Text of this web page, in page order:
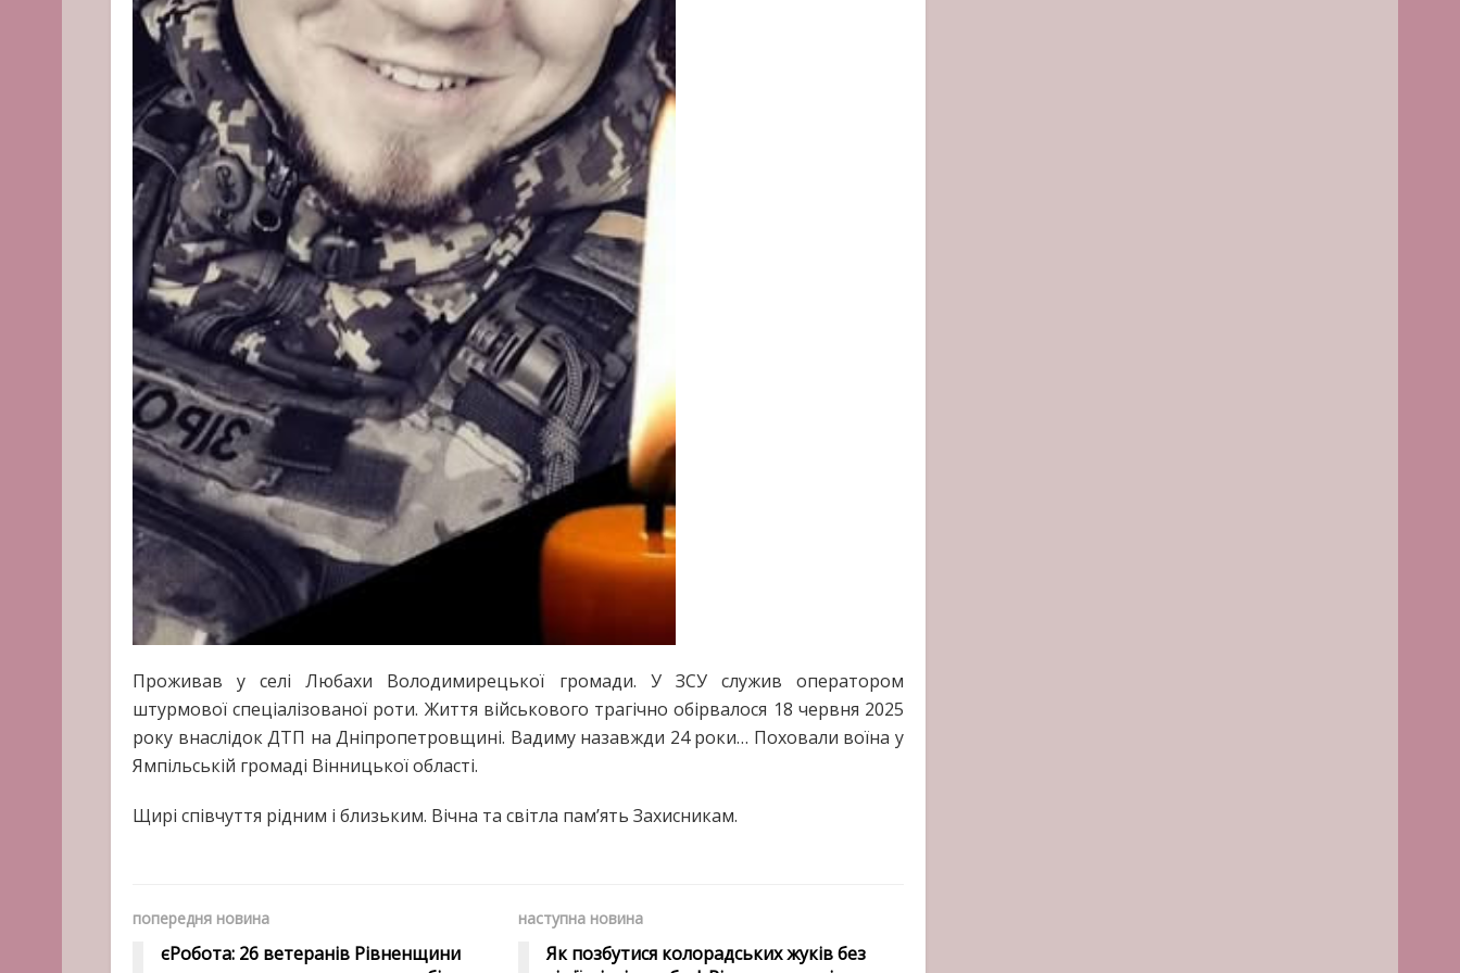
Проживав у селі Любахи Володимирецької громади. У ЗСУ служив оператором
штурмової спеціалізованої роти. Життя військового трагічно обірвалося 18 червня 2025
року внаслідок ДТП на Дніпропетровщині. Вадиму назавжди 24 роки… Поховали воїна у
Ямпільській громаді Вінницької області.
Щирі співчуття рідним і близьким. Вічна та світла пам’ять Захисникам.
попередня новина
єРобота: 26 ветеранів Рівненщини
наступна новина
Як позбутися колорадських жуків без